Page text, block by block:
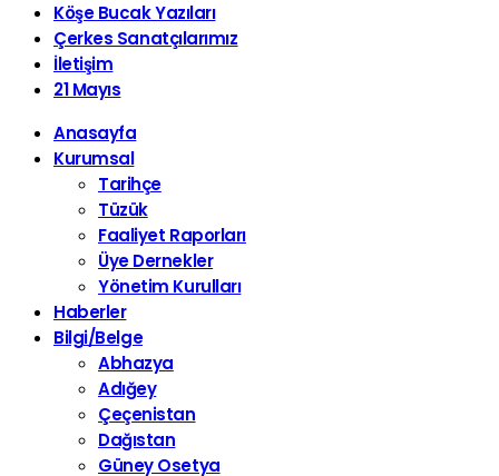
Köşe Bucak Yazıları
Çerkes Sanatçılarımız
İletişim
21 Mayıs
Anasayfa
Kurumsal
Tarihçe
Tüzük
Faaliyet Raporları
Üye Dernekler
Yönetim Kurulları
Haberler
Bilgi/Belge
Abhazya
Adığey
Çeçenistan
Dağıstan
Güney Osetya